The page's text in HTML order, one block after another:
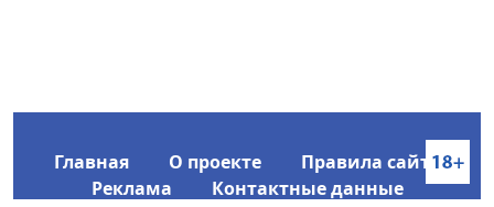
Главная О проекте
Правила сайта
Реклама
Контактные данные